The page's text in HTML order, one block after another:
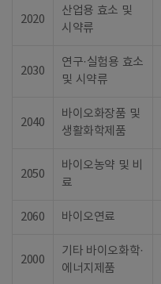
2020
산업용 효소 및
시약류
2030
연구·실험용 효소
및 시약류
2040
바이오화장품 및
생활화학제품
2050
바이오농약 및 비
료
2060 바이오연료
2000
기타 바이오화학·
에너지제품